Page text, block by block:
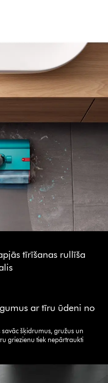
tīrīšanas rullīša
ar tīru ūdeni no
šķidrumus, gružus un
griezienu tiek nepārtraukti